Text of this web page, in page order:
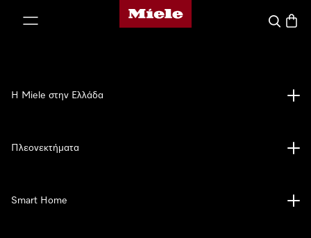
Αρχική σελίδα της Miele
Η Miele στην Ελλάδα
Πλεονεκτήματα
Smart Home